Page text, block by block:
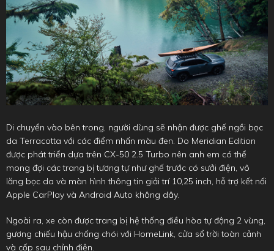
Di chuyển vào bên trong, người dùng sẽ nhận được ghế ngồi bọc
da Terracotta với các điểm nhấn màu đen. Do Meridian Edition
được phát triển dựa trên CX-50 2.5 Turbo nên anh em có thể
mong đợi các trang bị tương tự như ghế trước có sưởi điện, vô
lăng bọc da và màn hình thông tin giải trí 10,25 inch, hỗ trợ kết nối
Apple CarPlay và Android Auto không dây.
Ngoài ra, xe còn được trang bị hệ thống điều hòa tự động 2 vùng,
gương chiếu hậu chống chói với HomeLink, cửa sổ trời toàn cảnh
và cốp sau chỉnh điện.